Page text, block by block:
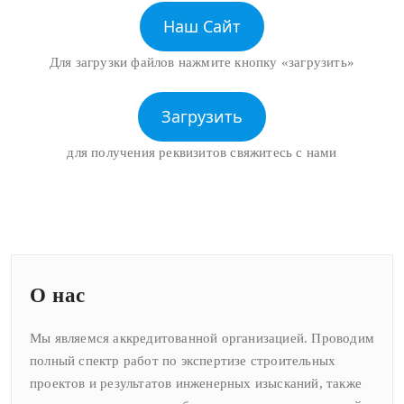
Наш Сайт
Для загрузки файлов нажмите кнопку «загрузить»
Загрузить
для получения реквизитов свяжитесь с нами
О нас
Мы являемся аккредитованной организацией. Проводим
полный спектр работ по экспертизе строительных
проектов и результатов инженерных изысканий, также